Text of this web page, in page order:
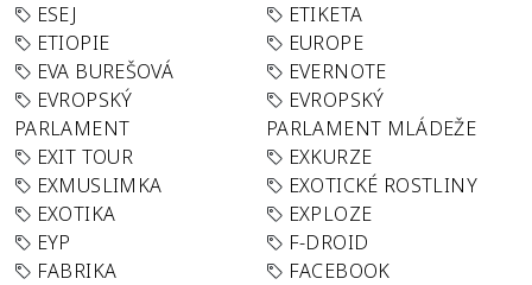
ESEJ
ETIKETA
ETIOPIE
EUROPE
EVA BUREŠOVÁ
EVERNOTE
EVROPSKÝ
PARLAMENT
EVROPSKÝ
PARLAMENT MLÁDEŽE
EXIT TOUR
EXKURZE
EXMUSLIMKA
EXOTICKÉ ROSTLINY
EXOTIKA
EXPLOZE
EYP
F-DROID
FABRIKA
FACEBOOK